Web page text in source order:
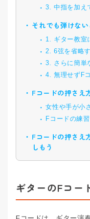
3. 中指を加え
それでも弾けな
1. ギター教室
2. 6弦を省略
3. さらに簡単
4. 無理せずF
Fコードの押さえ
女性や手が小
Fコードの練
Fコードの押さえ
しもう
ギターのFコー